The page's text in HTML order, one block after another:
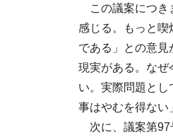
この議案につき
感じる。もっと喫
である」との意
現実がある。なぜ
い。実際問題と
事はやむを得ない
次に、議案第97